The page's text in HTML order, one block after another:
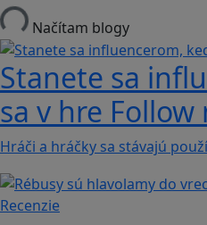
Načítam blogy
Stanete sa
sa v hre Follow
Hráči a hráčky sa stávajú
Recenzie